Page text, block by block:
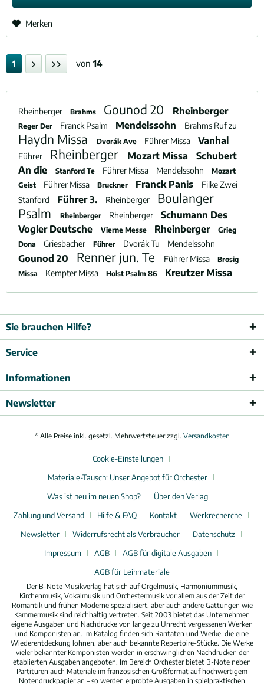
Merken
1 von 14
Rheinberger Brahms Gounod 20 Rheinberger
Reger Der Franck Psalm Mendelssohn Brahms Ruf zu
Haydn Missa Dvorák Ave Führer Missa Vanhal
Führer Rheinberger Mozart Missa
Schubert
An die
Stanford Te Führer Missa Mendelssohn
Mozart
Geist
Führer Missa Bruckner Franck Panis
Filke Zwei
Stanford
Führer 3. Rheinberger
Boulanger
Psalm
Rheinberger Rheinberger
Schumann Des
Vogler Deutsche
Vierne Messe Rheinberger
Grieg
Dona
Griesbacher Führer Dvorák Tu Mendelssohn
Gounod 20 Renner jun. Te Führer Missa
Brosig
Missa
Kempter Missa Holst Psalm 86 Kreutzer Missa
Sie brauchen Hilfe?
Service
Informationen
Newsletter
* Alle Preise inkl. gesetzl. Mehrwertsteuer zzgl. Versandkosten
Cookie-Einstellungen
Materiale-Tausch: Unser Angebot für Orchester
Was ist neu im neuen Shop?
Über den Verlag
Zahlung und Versand
Hilfe & FAQ Kontakt
Werkrecherche
Newsletter
Widerrufsrecht als Verbraucher
Datenschutz
Impressum
AGB
AGB für digitale Ausgaben
AGB für Leihmateriale
Der B-Note Musikverlag hat sich auf Orgelmusik, Harmoniummusik,
Kirchenmusik, Vokalmusik und Orchestermusik vor allem aus der Zeit der
Romantik und frühen Moderne spezialisiert, aber auch andere Gattungen wie
Kammermusik sind reichhaltig vertreten. Seit 2003 bietet das Unternehmen
eigene Ausgaben und Nachdrucke von lange zu Unrecht vergessenen Werken
und Komponisten an. Im Katalog finden sich Raritäten und Werke, die eine
Wiederentdeckung lohnen, aber auch bekannte Repertoire-Stücke. Die Werke
vieler bekannter Komponisten werden in erschwinglichen Nachdrucken der
etablierten Ausgaben angeboten. Im Bereich Orchester bietet B-Note neben
Partituren auch Materiale im französischen Großformat auf hochwertigem
Notendruckpapier an – so werden erprobte Ausgaben in spielpraktischen